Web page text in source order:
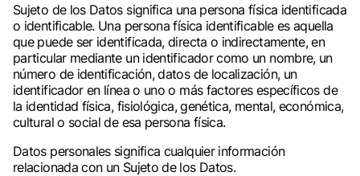
Sujeto de los Datos significa una persona física identificada
o identificable. Una persona física identificable es aquella
que puede ser identificada, directa o indirectamente, en
particular mediante un identificador como un nombre, un
número de identificación, datos de localización, un
identificador en línea o uno o más factores específicos de
la identidad física, fisiológica, genética, mental, económica,
cultural o social de esa persona física.
Datos personales significa cualquier información
relacionada con un Sujeto de los Datos.